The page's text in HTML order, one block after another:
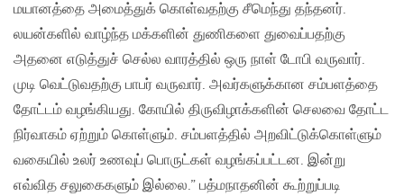
மயானத்தை அமைத்துக் கொள்வதற்கு சீமெந்து தந்தனர்.
லயன்களில் வாழ்ந்த மக்களின் துணிகளை துவைப்பதற்கு
அதனை எடுத்துச் செல்ல வாரத்தில் ஒரு நாள் டோபி வருவார்.
முடி வெட்டுவதற்கு பாபர் வருவார். அவர்களுக்கான சம்பளத்தை
தோட்டம் வழங்கியது. கோயில் திருவிழாக்களின் செலவை தோட்ட
நிர்வாகம் ஏற்றும் கொள்ளும். சம்பளத்தில் அறவிட்டுக்கொள்ளும்
வகையில் உலர் உணவுப் பொருட்கள் வழங்கப்பட்டன. இன்று
எவ்வித சலுகைகளும் இல்லை.” பத்மநாதனின் கூற்றுப்படி